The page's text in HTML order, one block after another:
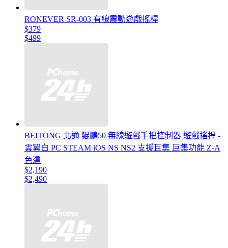
RONEVER SR-003 有線震動遊戲搖桿
$379
$499
BEITONG 北通 鯤鵬50 無線遊戲手把控制器 遊戲搖桿 -
雲翼白 PC STEAM iOS NS NS2 支援巨集 巨集功能 Z-A
色違
$2,190
$2,490